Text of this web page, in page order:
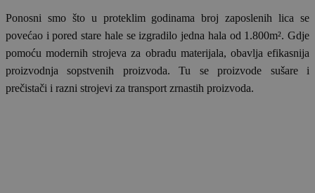
Ponosni smo što u proteklim godinama broj zaposlenih lica se
povećao i pored stare hale se izgradilo jedna hala od 1.800m². Gdje
pomoću modernih strojeva za obradu materijala, obavlja efikasnija
proizvodnja sopstvenih proizvoda. Tu se proizvode sušare i
prečistači i razni strojevi za transport zrnastih proizvoda.